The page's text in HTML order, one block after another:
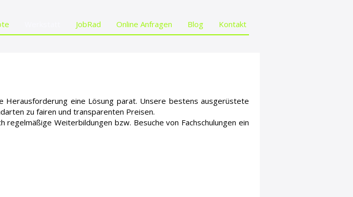
JobRad Online Anfragen Blog Kontakt
Herausforderung eine Lösung parat. Unsere bestens ausgerüstete
zu fairen und transparenten Preisen.
Weiterbildungen bzw. Besuche von Fachschulungen ein